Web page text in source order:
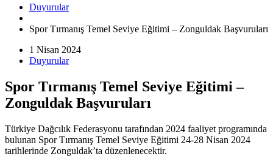
Duyurular
Spor Tırmanış Temel Seviye Eğitimi – Zonguldak Başvuruları
1 Nisan 2024
Duyurular
Spor Tırmanış Temel Seviye Eğitimi –
Zonguldak Başvuruları
Türkiye Dağcılık Federasyonu tarafından 2024 faaliyet programında
bulunan Spor Tırmanış Temel Seviye Eğitimi 24-28 Nisan 2024
tarihlerinde Zonguldak’ta düzenlenecektir.